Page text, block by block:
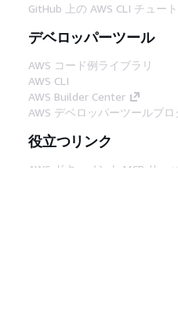
GitHub 上の AWS CLI チュー
デベロッパーツール
AWS コード例ライブラリ
AWS CLI
AWS Builder Center
AWS デベロッパーツールブロ
役立つリンク
AWS ドキュメント MCP サー